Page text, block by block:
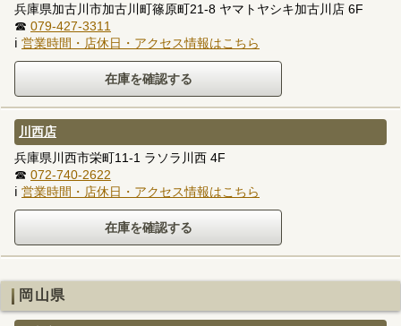
兵庫県加古川市加古川町篠原町21-8 ヤマトヤシキ加古川店 6F
☎ 079-427-3311
ℹ 営業時間・店休日・アクセス情報はこちら
川西店
兵庫県川西市栄町11-1 ラソラ川西 4F
☎ 072-740-2622
ℹ 営業時間・店休日・アクセス情報はこちら
岡山県